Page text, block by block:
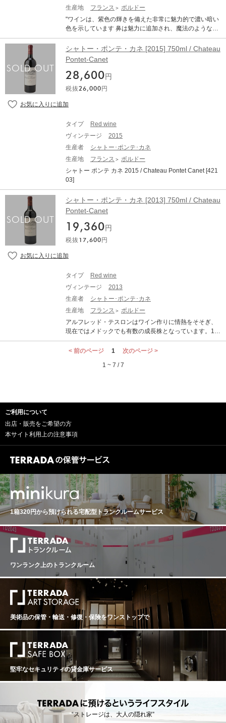
で育まれた果実の純粋性を守り抜いた」とコメントして
います。グラスから立ち上がるのは、カシス、ブラック
チェリー、スミレ、杉、黒鉛、砕いた砂利、そしてポン
テ・カネならではの土の生命力を感じる複雑なニュアン
ス。口に含むと、果実は驚くほどジューシーでピュア、
タンニンは緻密かつシルキー。そしてフィニッシュに
以上にわたるビオディナミの哲学が静かに、しかし力強
く刻まれています。もしメドックの格付けが現代に再構
築されるならば、ポンテ・カネが第五級に留まることは
決してないでしょう。2025年は、そのことを改めて確信
なのです。 【2025年ボルドー総評】 「極限の気候下で
ュークラシック」 2025年は、過去50年で最低水準とな
る歴史的な低収量と、ボルドーが長年培ってきた最新の
アグロノミー（農業技術）が交差し、不要な要素がすべ
て削ぎ落とされた「絶対的純度」を誇るヴィンテージと
なりました。記録的な熱波と干ばつに見舞われながら
も、アルコール度数は13.5〜14.0%というクラシックな
熟感のない鮮烈なフレッシュさを備えたこのワインは、
かつての1986年のような圧倒的な長期熟成ポテンシャル
と、2018年、2019年、2020年の三部作や真に偉大な20
22年のような現代の精緻さを併せ持つ、「21世紀のニュ
ークラシック」として、今後のボルドーワインの礎とな
hl/ha）に落ち込んでいるため、世界的なアロケーション
特異な生育は、実は前年から始まっていたという生産者
がいました。2024年春の天候不順が2025年の花芽形成に
影響を与えたという見解です。それに加え、2025年夏の
極端な干ばつが重なり、ブドウの実は非常に小さく凝縮
しました。しかし、この過酷な水分ストレスがブドウに
「生理学的ブロック（生育の停止)」を引き起こしたこと
で、皮肉にも糖度の急激な上昇（過熟）を免れました。
そして8月末に降った「救済の雨」が、ブドウに完璧なバ
ランスをもたらしたのです。 2025年の最大の特徴は、気
右岸では、メルローの過熟を避けるため、粘土石灰質に
の鮮やかな酸と柔らかくも品のあるアロマで、猛暑の年
岸では、カベルネ・ソーヴィニヨンが極限的な気候の下
で圧倒的な適応力を見せました。シャトー・マルゴーの
完璧な成熟を迎え、シャトー・タルボではかつてない高
す。各生産者は抽出温度を極端に低く抑え、穏やかな醸
造を行うことで、過去最高レベルのタンニン量を誇りな
がらも「カシミア」のようにシームレスで滑らかなテク
スチャーを実現しました。 また辛口白の完成度の高さに
も注目です。8月中旬という歴史的な早期収穫となりなが
らも、ソーヴィニヨン・ブランは豊かな糖度とpH3.1前
後という見事な酸のバランスを両立し、猛暑の年にあり
がちな重さや単調さとは無縁の、鮮烈な緊張感と躍動感
を備えました。柑橘やグアヴァを思わせる鮮明な果実味
に加え、セミヨンは白桃やアプリコット、洋梨を想わせ
る豊かなアロマと厚みをもたらし、2025年の辛口白は
「フレッシュさ」「輝き」「生命感」に満ちた、近年で
も特筆すべき出来栄えとなっています。 2025年は、テロ
ワールの保水力（右岸の粘土石灰質や鉄分層、左岸の深
層砂利質）と、生産者の的確な判断がその品質を残酷な
までに分けた年となりました。しかし、非常に熟成のポ
テンシャルの高いヴィンテージであり、真のワイン愛好
家やコレクターにとって世界的な争奪戦となることが、
最大のリスクとなるでしょう。 ルグランは1880年の創業
以来、ボルドーの地に深く根を張るネゴシアンとして、
現地生産者との緊密な関係を築いてきました。2025年も
また、現地に駐在する専任スタッフが訪ね歩き、この極
限の自然環境に立ち向かい見事に「古典的な美しさ」を
の真価を、ぜひご体験ください。
村のワインを合計9本セットにしました。 2019年で揃え
しんでいただけるようなセットになります。 ※ハーフワ
インのセットになります。（1本あたり容量375ml） ※セ
ます。
生産地
フランス
ボルドー
"ワインは、紫色の輝きを備えた非常に魅力的で濃い暗い
色を示しています 鼻は魅力に追加され、魔法のような芳
香族の配列を提供します グラファイトや杉の木のノート
から野生の果物の香りまでの深さ 口蓋の風味は、柔らか
いタンニンと素敵な酸味によって支えられています 微妙
なスモーキーなノートを明らかにする仕上げは、驚くほ
ど長いですこのヴィンテージで、 Pontet-Canetは、自然
な洗練が最高の宝石であることを再び示しています 2019
年は間違いなく、すべてのワイン愛好家にとって官能性
の約束です 62％Cabernet Sauvignon / 32％Merlot 4％C
自動翻訳になります。"
シャトー・ポンテ・カネ [2015] 750ml / Chateau
Pontet-Canet
28,600 円
税抜26,000 円
タイプ
Red wine
ヴィンテージ
2015
生産者
シャトー･ポンテ･カネ
生産地
フランス
ボルドー
シャトー ポンテ カネ 2015 / Chateau Pontet Canet [421
03]
シャトー・ポンテ・カネ [2013] 750ml / Chateau
Pontet-Canet
19,360 円
税抜 17,600 円
タイプ
Red wine
ヴィンテージ
2013
生産者
シャトー･ポンテ･カネ
生産地
フランス
ボルドー
アルフレッド・テスロンはワイン作りに情熱をそそぎ、
現在ではメドックでも有数の成長株となっています。19
75年までのオーナーはよく知られたクリューズ社でした
が、同社がブレンドやラベリングの慣行を無視している
るを得なくなります。それを著名なコニャックの商人ギ
となっています。畑とセラーに多額の投資をし、非常に
ネは非常に素晴らしいワインとなっています。ポンテ・
カネの不透明な紫色、芳香、微妙なトーストおよび豊富
< 前のページ 1
次のページ >
1 ~ 7 / 7
ご利用について
出店・販売をご希望の方
本サイト利用上の注意事項
1箱320円から預けられる宅配型トランクルームサービス
ワンランク上のトランクルーム
美術品の保管・輸送・修復・保険をワンストップで
堅牢なセキュリティの貸金庫サービス
“ストレージは、大人の隠れ家”